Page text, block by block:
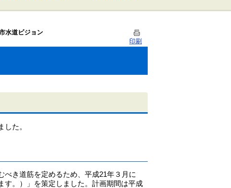
水道ビジョン
印刷
た。
き道筋を定めるため、平成21年３月に
す。）」を策定しました。計画期間は平成